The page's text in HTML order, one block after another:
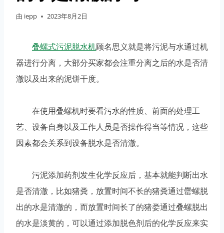
由 iepp 2023年8月2日
叠螺式污泥脱水机顾名思义就是将污泥与水通过机
器进行分离，大部分买家都会注重分离之后的水是否清
澈以及出来的泥饼干度。
在使用叠螺机时要看污水的性质、前面的处理工
艺、设备自身以及工作人员是否操作得当等情况，这些
因素都会关系到设备脱水是否清澈。
污泥添加药剂发生化学反应后，基本就能判断出水
是否清澈，比如猪粪，放置时间不长的猪粪通过罍螺脱
出的水是清澈的，而放置时间长了的猪娄通过叠螺脱出
的水是淡黄的，可以通过添加脱色剂后的化学反应来实